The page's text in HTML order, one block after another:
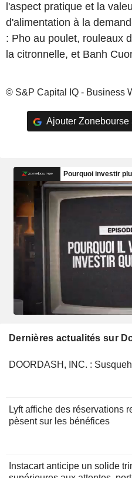
l'aspect pratique et la
d'alimentation à la
: Pho au poulet, rouleaux
la citronnelle, et Banh
© S&P Capital IQ - Business
Ajouter Zonebourse
Dernières actualités sur
DOORDASH, INC. :
Lyft affiche des réservations
pèsent sur les bénéfices
Instacart anticipe un solide